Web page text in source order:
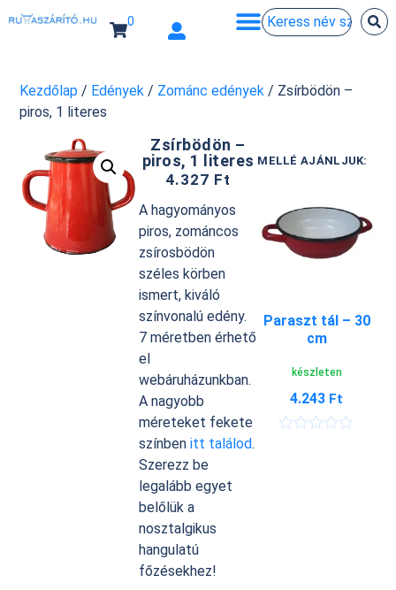
0
Kezdőlap / Edények / Zománc edények / Zsírbödön –
piros, 1 literes
Zsírbödön –
piros, 1 literes
4.327 Ft
A hagyományos
piros, zománcos
zsírosbödön
széles körben
ismert, kiváló
színvonalú edény.
7 méretben érhető
el
webáruházunkban.
A nagyobb
méreteket fekete
színben itt találod.
Szerezz be
legalább egyet
belőlük a
nosztalgikus
hangulatú
főzésekhez!
MELLÉ AJÁNLJUK:
Paraszt tál – 30
cm
készleten
4.243 Ft